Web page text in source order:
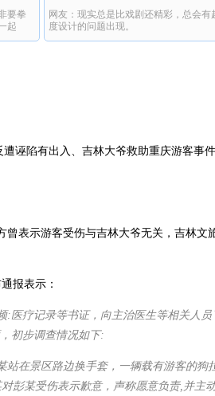
要拳
起
战斗
网友：现实总是比戏剧还精彩，总会有
度设计的问题出现。
诬陷有出入、吉林大爷救助重庆游客事
表示游客受伤与吉林大爷无关，吉林文
报表示：
:医疗记录等书证，向主治医生等相关人员
初步调查情况如下:
站在景区路边换手套，一辆载有游客的狗
彭某受伤表示歉意，声称愿意负责,并主